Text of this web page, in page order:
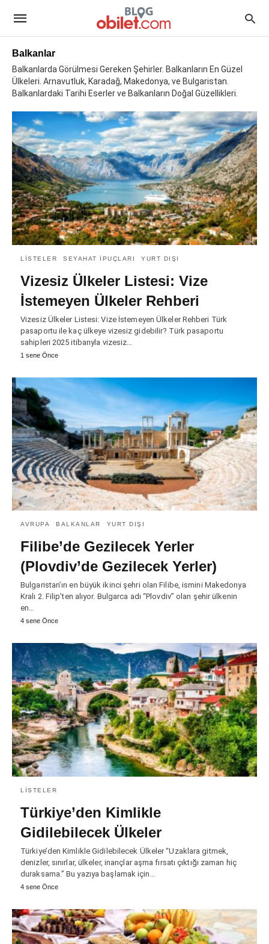
Balkanlar
Balkanlarda Görülmesi Gereken Şehirler. Balkanların En Güzel
Ülkeleri. Arnavutluk, Karadağ, Makedonya, ve Bulgaristan.
Balkanlardaki Tarihi Eserler ve Balkanların Doğal Güzellikleri.
LISTELER SEYAHAT İPUÇLARI YURT DIŞI
Vizesiz Ülkeler Listesi: Vize
İstemeyen Ülkeler Rehberi
Vizesiz Ülkeler Listesi: Vize İstemeyen Ülkeler Rehberi Türk
pasaportu ile kaç ülkeye vizesiz gidebilir? Türk pasaportu
sahipleri 2025 itibarıyla vizesiz…
1 sene Önce
AVRUPA BALKANLAR YURT DIŞI
Filibe’de Gezilecek Yerler
(Plovdiv’de Gezilecek Yerler)
Bulgaristan’ın en büyük ikinci şehri olan Filibe, ismini Makedonya
Kralı 2. Filip’ten alıyor. Bulgarca adı “Plovdiv” olan şehir ülkenin
en…
4 sene Önce
LISTELER
Türkiye’den Kimlikle
Gidilebilecek Ülkeler
Türkiye’den Kimlikle Gidilebilecek Ülkeler “Uzaklara gitmek,
denizler, sınırlar, ülkeler, inançlar aşma fırsatı çıktığı zaman hiç
duraksama.” Bu yazıya başlamak için…
4 sene Önce